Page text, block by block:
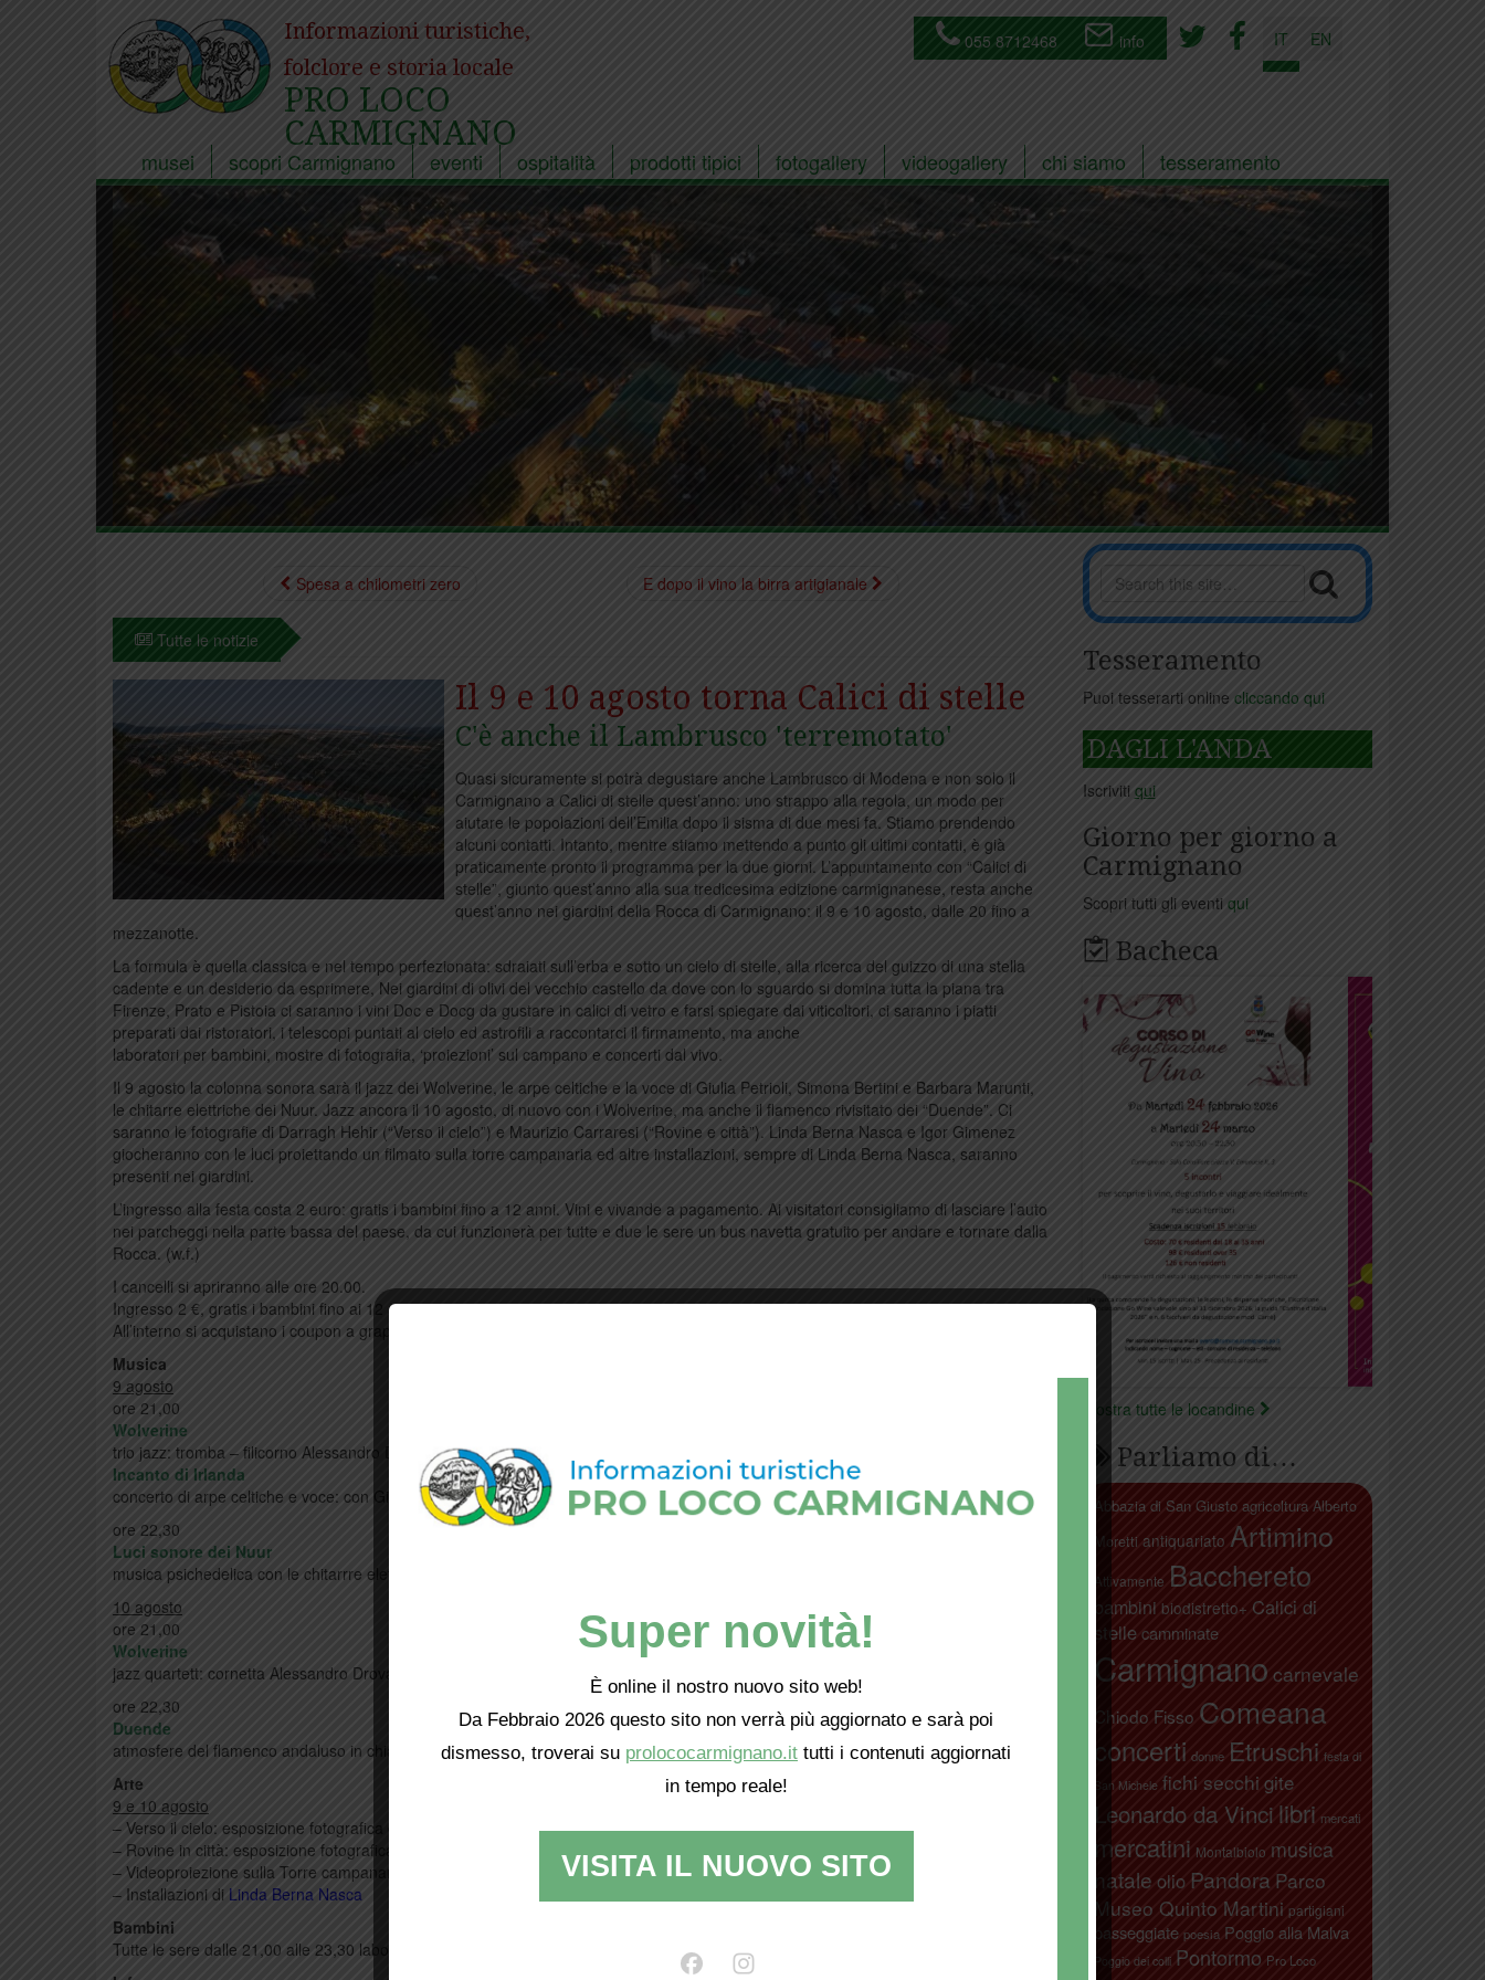
Informazioni turistiche,
folclore e storia locale
PRO LOCO
CARMIGNANO
055 8712468 info IT EN
musei scopri Carmignano eventi ospitalità prodotti tipici fotogallery videogallery chi siamo tesseramento
Spesa a chilometri zero E dopo il vino la birra artigianale
Tutte le notizie
Il 9 e 10 agosto torna Calici di stelle
C'è anche il Lambrusco 'terremotato'
Quasi sicuramente si potrà degustare anche Lambrusco di Modena e non solo il
Carmignano a Calici di stelle quest’anno: uno strappo alla regola, un modo per
aiutare le popolazioni dell’Emilia dopo il sisma di due mesi fa. Stiamo prendendo
alcuni contatti. Intanto, mentre stiamo mettendo a punto gli ultimi contatti, è già
praticamente pronto il programma per la due giorni. L’appuntamento con “Calici di
stelle”, giunto quest’anno alla sua tredicesima edizione carmignanese, resta anche
quest’anno nei giardini della Rocca di Carmignano: il 9 e 10 agosto, dalle 20 fino a
mezzanotte.
La formula è quella classica e nel tempo perfezionata: sdraiati sull’erba e sotto un cielo di stelle, alla ricerca del guizzo di una stella
cadente e un desiderio da esprimere, Nei giardini di olivi del vecchio castello da dove con lo sguardo si domina tutta la piana tra
Firenze, Prato e Pistoia ci saranno i vini Doc e Docg da gustare in calici di vetro e farsi spiegare dai viticoltori, ci saranno i piatti
preparati dai ristoratori, i telescopi puntati al cielo ed astrofili a raccontarci il firmamento, ma anche
laboratori per bambini, mostre di fotografia, ‘proiezioni’ sul campano e concerti dal vivo.
Il 9 agosto la colonna sonora sarà il jazz dei Wolverine, le arpe celtiche e la voce di Giulia Petrioli, Simona Bertini e Barbara Marunti,
le chitarre elettriche dei Nuur. Jazz ancora il 10 agosto, di nuovo con i Wolverine, ma anche il flamenco rivisitato dei “Duende”. Ci
saranno le fotografie di Darragh Hehir (“Verso il cielo”) e Maurizio Carraresi (“Rovine e città”). Linda Berna Nasca e Igor Gimenez
giocheranno con le luci proiettando un filmato sulla torre campanaria ed altre installazioni, sempre di Linda Berna Nasca, saranno
presenti nei giardini.
L’ingresso alla festa costa 2 euro: gratis i bambini fino a 12 anni. Vini e vivande a pagamento. Ai visitatori consigliamo di lasciare l’auto
nei parcheggi nella parte bassa del paese, da cui funzionerà per tutte e due le sere un bus navetta gratuito per andare e tornare dalla
Rocca. (w.f.)
I cancelli si apriranno alle ore 20.00.
Ingresso 2 €, gratis i bambini fino ai 12 anni.
All’interno si acquistano i coupon a grappolo per degustare prodotti e vino.
Musica
9 agosto
ore 21,00
Wolverine
trio jazz: tromba – filicorno Alessandro Drovandi, chitarra Tommaso Ceccatelli, contrabbasso Federico Paoli.
Incanto di Irlanda
concerto di arpe celtiche e voce: con Giulia Petrioli, Simona Bertini e Barbara Marunti
ore 22,30
Luci sonore dei Nuur
musica psichedelica con le chitarrre elettriche e percussioni di Edwin Lucchesi e Simone Ducci
10 agosto
ore 21,00
Wolverine
jazz quartett: cornetta Alessandro Drovandi, clarinetto Gabriele Drovandi, banjo Tommaso Ceccatelli, contrabbasso Michele Staino
ore 22,30
Duende
atmosfere del flamenco andaluso in chiave jazz, in performance Jacopo Maria Sorano, Pablo Cocci, Maurizio Carraresi
Arte
9 e 10 agosto
– Verso il cielo: esposizione fotografica di
– Rovine in città: esposizione fotografica di
– Videoproiezione sulla Torre campanaria di
eIgor Gimenez
– Installazioni di Linda Berna Nasca
Bambini
Tutte le sere dalle 21,00 alle 23,30 laboratori e animazione per i bambini.
Tesseramento
Puoi tesserarti online cliccando qui
DAGLI L'ANDA
Iscriviti qui
Giorno per giorno a
Carmignano
Scopri tutti gli eventi qui
Bacheca
Mostra tutte le locandine
Parliamo di…
Abbazia di San Giusto agricoltura Alberto
Moretti antiquariato Artimino
Attivamente Bacchereto
bambini biodistretto+ Calici di
stelle camminate
Carmignano carnevale
Chiodo Fisso Comeana
concerti donne Etruschi festa di
San Michele fichi secchi gite
Leonardo da Vinci libri mercati
mercatini Montalbiolo musica
natale olio Pandora Parco
Museo Quinto Martini partigiani
passeggiate poesia Poggio alla Malva
Poggio dei colli Pontormo Pro Loco
Super novità!
È online il nostro nuovo sito web!
Da Febbraio 2026 questo sito non verrà più aggiornato e sarà poi
dismesso, troverai su prolococarmignano.it tutti i contenuti aggiornati
in tempo reale!
VISITA IL NUOVO SITO